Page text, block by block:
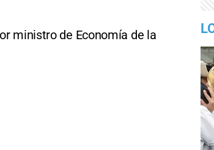
ministro de Economía de la